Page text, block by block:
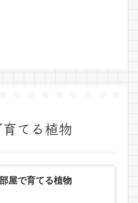
てる植物
屋で育てる植物